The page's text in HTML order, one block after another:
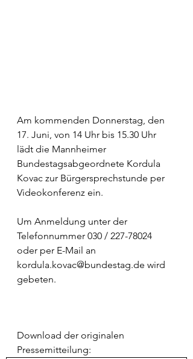
Am kommenden Donnerstag, den
17. Juni, von 14 Uhr bis 15.30 Uhr
lädt die Mannheimer
Bundestagsabgeordnete Kordula
Kovac zur Bürgersprechstunde per
Videokonferenz ein.
Um Anmeldung unter der
Telefonnummer 030 / 227-78024
oder per E-Mail an
kordula.kovac@bundestag.de wird
gebeten.
Download der originalen
Pressemitteilung: